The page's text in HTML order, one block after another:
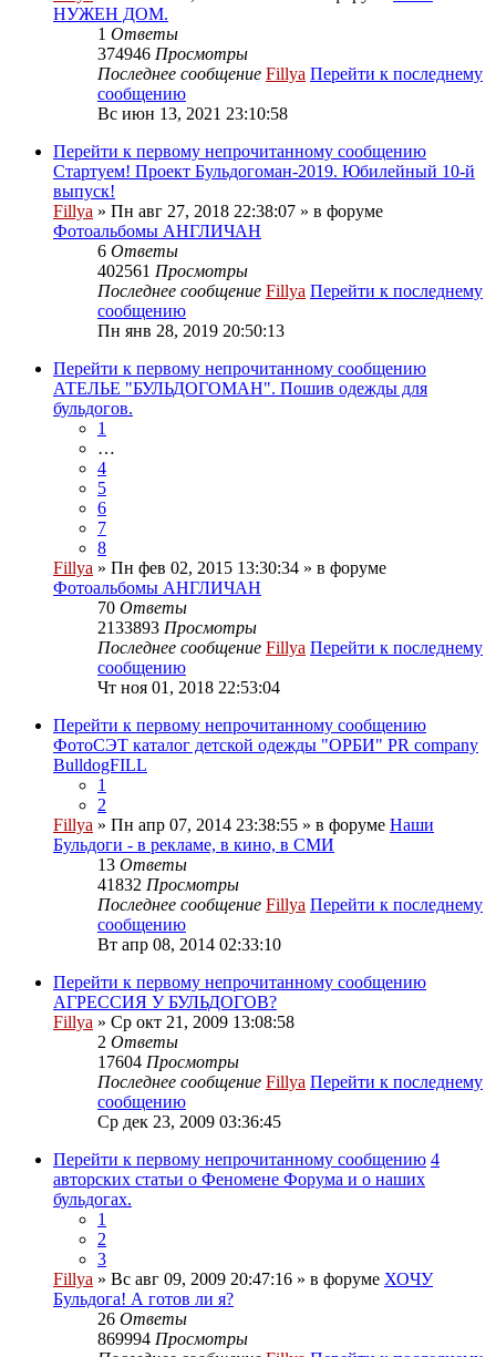
НУЖЕН ДОМ.
1 Ответы
374946 Просмотры
Последнее сообщение Fillya Перейти к последнему
сообщению
Вс июн 13, 2021 23:10:58
Перейти к первому непрочитанному сообщению
Стартуем! Проект Бульдогоман-2019. Юбилейный 10-й
выпуск!
Fillya » Пн авг 27, 2018 22:38:07 » в форуме
Фотоальбомы АНГЛИЧАН
6 Ответы
402561 Просмотры
Последнее сообщение Fillya Перейти к последнему
сообщению
Пн янв 28, 2019 20:50:13
Перейти к первому непрочитанному сообщению
АТЕЛЬЕ "БУЛЬДОГОМАН". Пошив одежды для
бульдогов.
1
…
4
5
6
7
8
Fillya » Пн фев 02, 2015 13:30:34 » в форуме
Фотоальбомы АНГЛИЧАН
70 Ответы
2133893 Просмотры
Последнее сообщение Fillya Перейти к последнему
сообщению
Чт ноя 01, 2018 22:53:04
Перейти к первому непрочитанному сообщению
ФотоСЭТ каталог детской одежды "ОРБИ" PR company
BulldogFILL
1
2
Fillya » Пн апр 07, 2014 23:38:55 » в форуме Наши
Бульдоги - в рекламе, в кино, в СМИ
13 Ответы
41832 Просмотры
Последнее сообщение Fillya Перейти к последнему
сообщению
Вт апр 08, 2014 02:33:10
Перейти к первому непрочитанному сообщению
АГРЕССИЯ У БУЛЬДОГОВ?
Fillya » Ср окт 21, 2009 13:08:58
2 Ответы
17604 Просмотры
Последнее сообщение Fillya Перейти к последнему
сообщению
Ср дек 23, 2009 03:36:45
Перейти к первому непрочитанному сообщению 4
авторских статьи о Феномене Форума и о наших
бульдогах.
1
2
3
Fillya » Вс авг 09, 2009 20:47:16 » в форуме ХОЧУ
Бульдога! А готов ли я?
26 Ответы
869994 Просмотры